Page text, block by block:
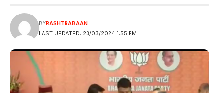
LAST UPDATED: 23/03/2024 1:55 PM
BYRASHTRABAAN